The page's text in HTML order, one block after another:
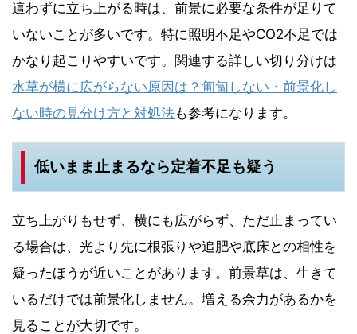
這わずに立ち上がる時は、前景に必要な条件が足りて
いないことが多いです。特に照明不足やCO2不足では
かなり起こりやすいです。関連する詳しい切り分けは
水草が横に広がらない原因は？匍匐しない・前景化し
ない時の見分け方と対処法も参考になります。
低いまま止まるなら定着不足も疑う
立ち上がりもせず、横にも広がらず、ただ止まってい
る場合は、光より先に根張りや追肥や底床との相性を
疑ったほうが近いことがあります。前景草は、生きて
いるだけでは前景化しません。増える余力があるかを
見ることが大切です。